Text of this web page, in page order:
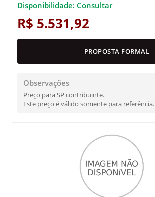
Disponibilidade: Consultar
R$ 5.531,92
PROPOSTA FORMAL
Observações
Preço para SP contribuinte.
Este preço é válido somente para referência.